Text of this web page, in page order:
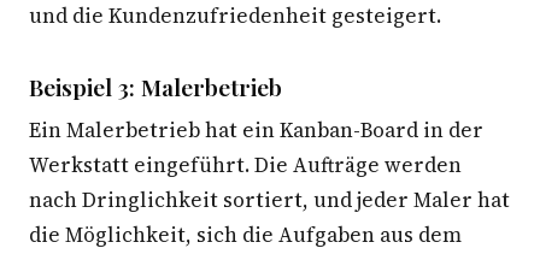
und die Kundenzufriedenheit gesteigert.
Beispiel 3: Malerbetrieb
Ein Malerbetrieb hat ein Kanban-Board in der
Werkstatt eingeführt. Die Aufträge werden
nach Dringlichkeit sortiert, und jeder Maler hat
die Möglichkeit, sich die Aufgaben aus dem